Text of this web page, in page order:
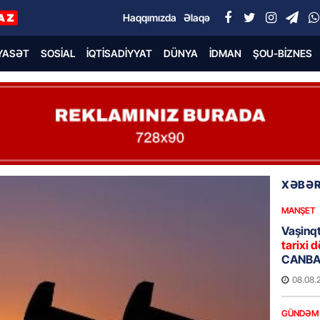
Haqqımızda Əlaqə
SOSIAL İQTISADIYYAT DÜNYA İDMAN ŞOU-BIZNES
MANŞET
tarixi
GÜNDƏM